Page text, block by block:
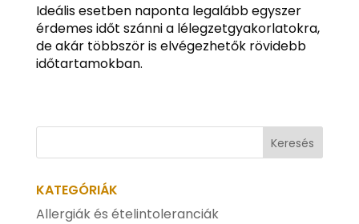
Ideális esetben naponta legalább egyszer
érdemes időt szánni a lélegzetgyakorlatokra,
de akár többször is elvégezhetők rövidebb
időtartamokban.
KATEGÓRIÁK
Allergiák és ételintoleranciák